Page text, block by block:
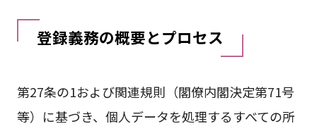
登録義務の概要とプロセス
第27条の1および関連規則（閣僚内閣決定第71号
等）に基づき、個人データを処理するすべての所